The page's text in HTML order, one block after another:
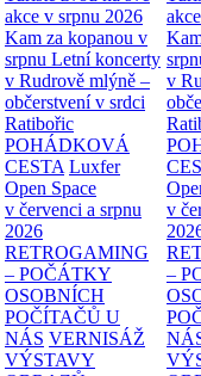
akce v srpnu 2026
Kam za kopanou v
srpnu Letní koncerty
v Rudrově mlýně –
občerstvení v srdci
Ratibořic
POHÁDKOVÁ
CESTA Luxfer
Open Space
v červenci a srpnu
2026
RETROGAMING
– POČÁTKY
OSOBNÍCH
POČÍTAČŮ U
NÁS VERNISÁŽ
VÝSTAVY
v
v
–